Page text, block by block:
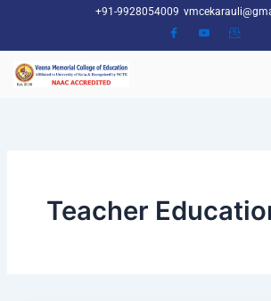
content
+91-9928054009
Teacher